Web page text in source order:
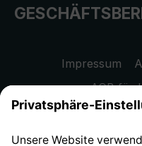
Impressum
AGB für